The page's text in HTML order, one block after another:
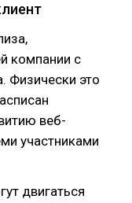
компании с
Физически это
веб-
участниками
двигаться